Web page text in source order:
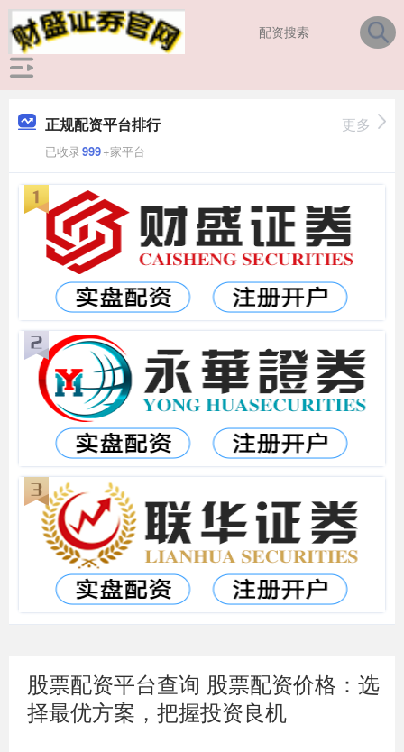
正规配资平台排行
已收录999+家平台
更多
股票配资平台查询 股票配资价格：选
择最优方案，把握投资良机